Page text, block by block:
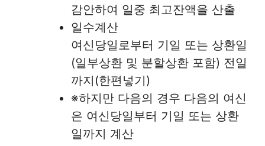
감안하여 일중 최고잔액을 산출
일수계산
여신당일로부터 기일 또는 상환일
(일부상환 및 분할상환 포함) 전일
까지(한편넣기)
※하지만 다음의 경우 다음의 여신
은 여신당일부터 기일 또는 상환
일까지 계산